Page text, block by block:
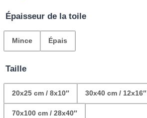
Épaisseur de la toile
Mince Épais
Taille
20x25 cm / 8x10″ 30x40 cm / 12x16″
70x100 cm / 28x40″